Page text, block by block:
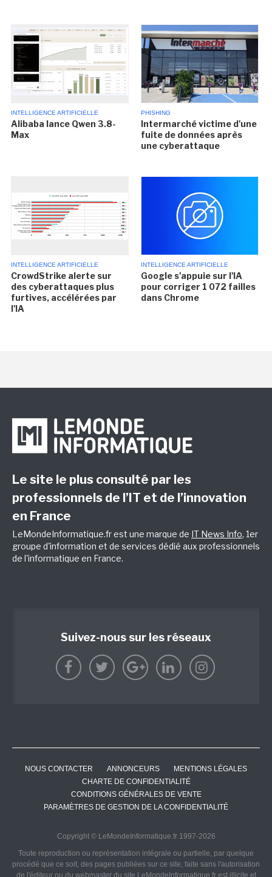
INTELLIGENCE ARTIFICIELLE
Alibaba lance Qwen 3.8-
Max
PHISHING
Intermarché victime d'une
fuite de données après
une cyberattaque
INTELLIGENCE ARTIFICIELLE
CrowdStrike alerte sur
des cyberattaques plus
furtives, accélérées par
l'IA
INTELLIGENCE ARTIFICIELLE
Google s'appuie sur l'IA
pour corriger 1 072 failles
dans Chrome
Le site le plus consulté par les
professionnels de l’IT et de l’innovation
en France
LeMondeInformatique.fr est une marque de IT News Info, 1er
groupe d'information et de services dédié aux professionnels
de l'informatique en France.
Suivez-nous sur les réseaux
NOUS CONTACTER ANNONCEURS
MENTIONS LÉGALES
CHARTE DE CONFIDENTIALITÉ
CONDITIONS GÉNÉRALES DE VENTE
PARAMÈTRES DE GESTION DE LA CONFIDENTIALITÉ
Copyright © LeMondeInformatique.fr 1997-2026
Toute reproduction ou représentation intégrale ou partielle, par quelque
procédé que ce soit, des pages publiées sur ce site, faite sans l'autorisation